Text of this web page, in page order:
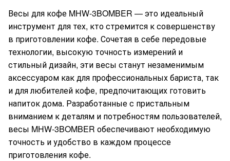
Весы для кофе MHW-3BOMBER — это идеальный
инструмент для тех, кто стремится к совершенству
в приготовлении кофе. Сочетая в себе передовые
технологии, высокую точность измерений и
стильный дизайн, эти весы станут незаменимым
аксессуаром как для профессиональных бариста, так
и для любителей кофе, предпочитающих готовить
напиток дома. Разработанные с пристальным
вниманием к деталям и потребностям пользователей,
весы MHW-3BOMBER обеспечивают необходимую
точность и удобство в каждом процессе
приготовления кофе.